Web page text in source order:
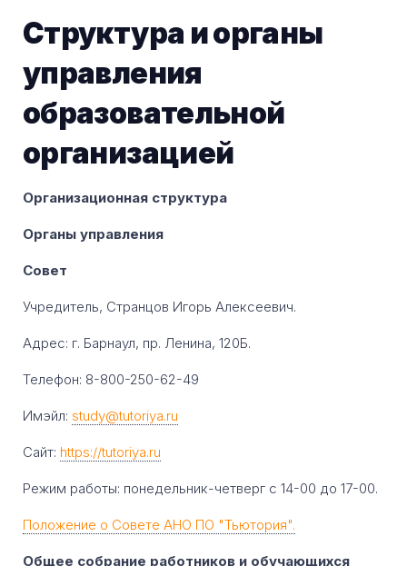
Структура и органы
управления
образовательной
организацией
Организационная структура
Органы управления
Совет
Учредитель, Странцов Игорь Алексеевич.
Адрес: г. Барнаул, пр. Ленина, 120Б.
Телефон: 8-800-250-62-49
Имэйл: study@tutoriya.ru
Сайт: https://tutoriya.ru
Режим работы: понедельник-четверг с 14-00 до 17-00.
Положение о Совете АНО ПО "Тьютория".
Общее собрание работников и обучающихся